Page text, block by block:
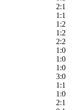
2:1
1:1
1:2
1:2
2:2
1:0
1:0
1:0
3:0
1:1
1:0
2:1